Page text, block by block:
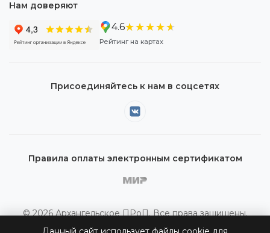
Нам доверяют
4.6★★★★★
★★★★★
Рейтинг на картах
Присоединяйтесь к нам в соцсетях
Правила оплаты электронным сертификатом
© 2026 Архангельское ПРоП. Все права защищены.